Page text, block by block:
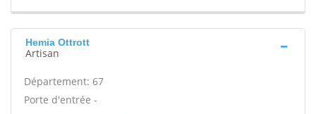
Hemia Ottrott
Artisan
Département: 67
Porte d'entrée -